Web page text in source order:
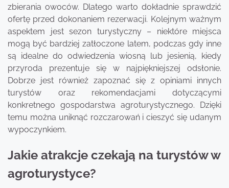
zbierania owoców. Dlatego warto dokładnie sprawdzić
ofertę przed dokonaniem rezerwacji. Kolejnym ważnym
aspektem jest sezon turystyczny – niektóre miejsca
mogą być bardziej zatłoczone latem, podczas gdy inne
są idealne do odwiedzenia wiosną lub jesienią, kiedy
przyroda prezentuje się w najpiękniejszej odsłonie.
Dobrze jest również zapoznać się z opiniami innych
turystów oraz rekomendacjami dotyczącymi
konkretnego gospodarstwa agroturystycznego. Dzięki
temu można uniknąć rozczarowań i cieszyć się udanym
wypoczynkiem.
Jakie atrakcje czekają na turystów w
agroturystyce?